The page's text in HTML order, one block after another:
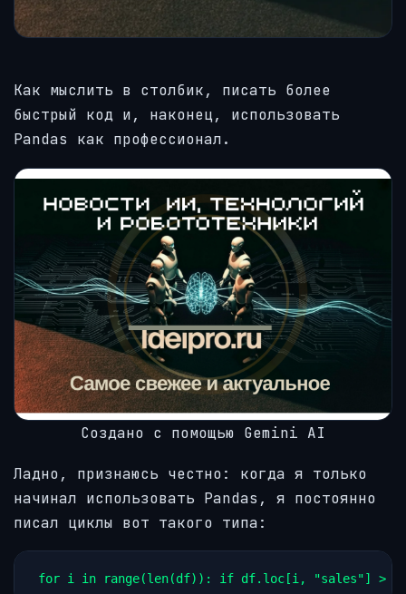
Как мыслить в столбик, писать более
быстрый код и, наконец, использовать
Pandas как профессионал.
Делиться
Создано с помощью Gemini AI
Ладно, признаюсь честно: когда я только
начинал использовать Pandas, я постоянно
писал циклы вот такого типа:
for i in range(len(df)): if df.loc[i, "sales"] >